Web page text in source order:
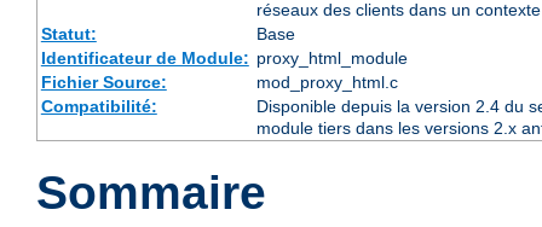
réseaux des clients dans un
Statut:
Base
Identificateur de Module: proxy_html_module
Fichier Source:
mod_proxy_html.c
Compatibilité:
Disponible depuis la version 2.4 du
module tiers dans les versions 2.x
Sommaire